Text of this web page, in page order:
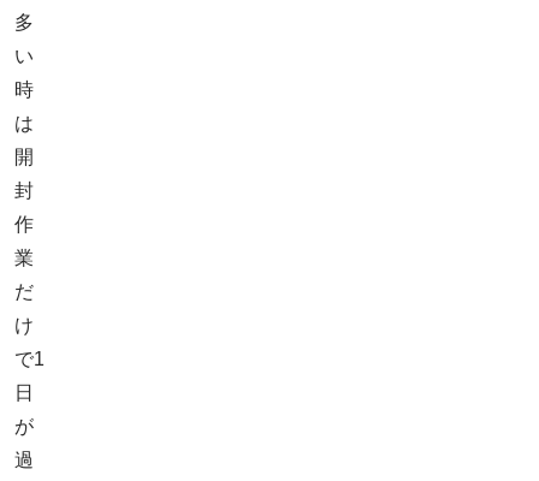
多
い
時
は
開
封
作
業
だ
け
で1
日
が
過